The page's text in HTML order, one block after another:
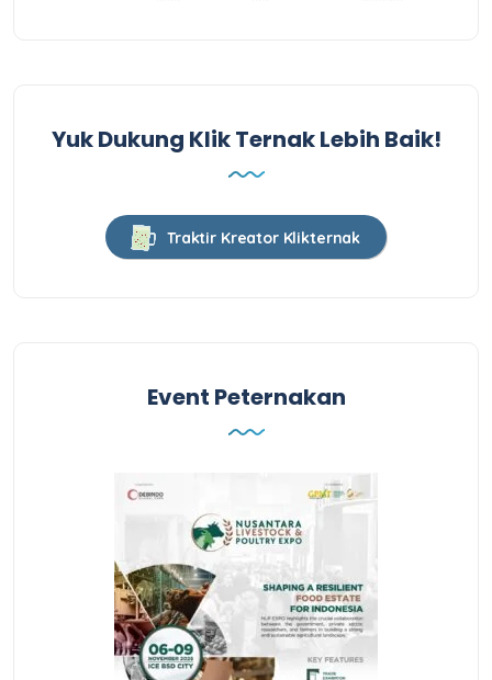
Yuk Dukung Klik Ternak Lebih Baik!
Traktir Kreator Klikternak
Event Peternakan